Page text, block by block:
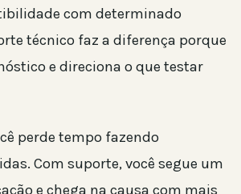
com determinado
técnico faz a diferença porque
e direciona o que testar
perde tempo fazendo
Com suporte, você segue um
e chega na causa com mais